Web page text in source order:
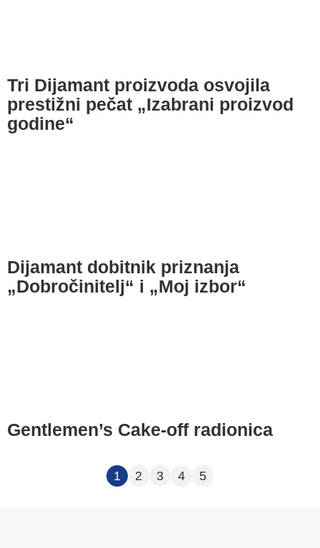
Tri Dijamant proizvoda osvojila
prestižni pečat „Izabrani proizvod
godine“
Dijamant dobitnik priznanja
„Dobročinitelj“ i „Moj izbor“
Gentlemen’s Cake‑off radionica
1 2 3 4 5